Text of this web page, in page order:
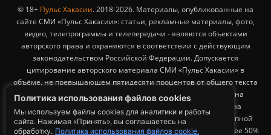
Политика использования файлов cookies
Мы используем файлы cookies для аналитики и работы
сайта. Нажимая «Принять», вы соглашаетесь на
обработку. Политика использования файлов cookie.
© 18+ Пульс Хакасии. 2018-2026. Материалы, опубликованные на
сайте СМИ «Пульс Хакасии»: статьи, рекламные материалы, фото,
видео, телепрограммы и телепередачи - являются объектами
авторского права и охраняются в соответствии с действующим
законодательством Российской Федерации. Допускается
цитирование авторского материала СМИ «Пульс Хакасии» в
объёме, не превышающем пятидесяти процентов от общего текста
публикации с обязательным размещением гиперссылки на
страницу заимствования материала. Гиперссылка должна
размещаться в тексте цитируемого материала и быть доступной
для индексации поисковыми системами. Заимствование более 50%